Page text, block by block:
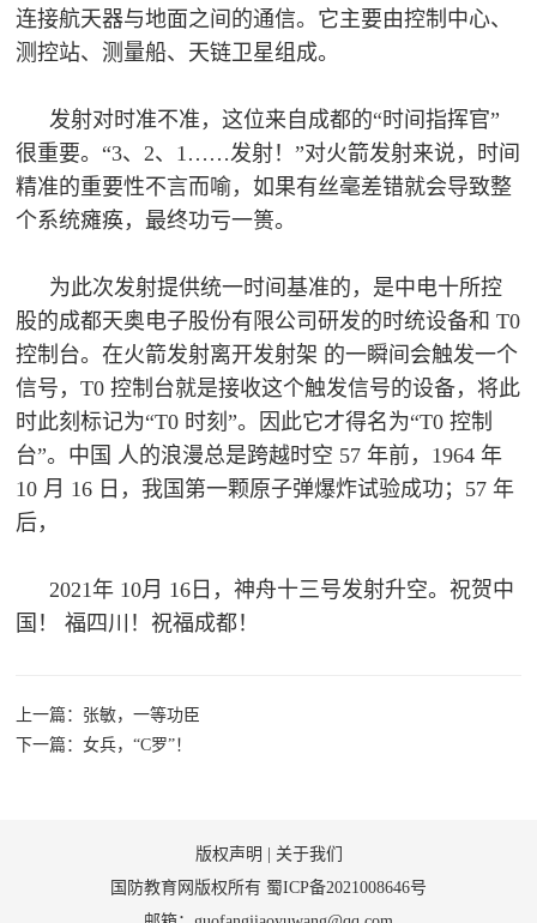
连接航天器与地面之间的通信。它主要由控制中心、
测控站、测量船、天链卫星组成。
发射对时准不准，这位来自成都的“时间指挥官”
很重要。“3、2、1……发射！”对火箭发射来说，时间
精准的重要性不言而喻，如果有丝毫差错就会导致整
个系统瘫痪，最终功亏一篑。
为此次发射提供统一时间基准的，是中电十所控
股的成都天奥电子股份有限公司研发的时统设备和 T0
控制台。在火箭发射离开发射架 的一瞬间会触发一个
信号，T0 控制台就是接收这个触发信号的设备，将此
时此刻标记为“T0 时刻”。因此它才得名为“T0 控制
台”。中国 人的浪漫总是跨越时空 57 年前，1964 年
10 月 16 日，我国第一颗原子弹爆炸试验成功；57 年
后，
2021年 10月 16日，神舟十三号发射升空。祝贺中
国！ 福四川！祝福成都！
上一篇：张敏，一等功臣
下一篇：女兵，“C罗”！
版权声明
关于我们
国防教育网版权所有 蜀ICP备2021008646号